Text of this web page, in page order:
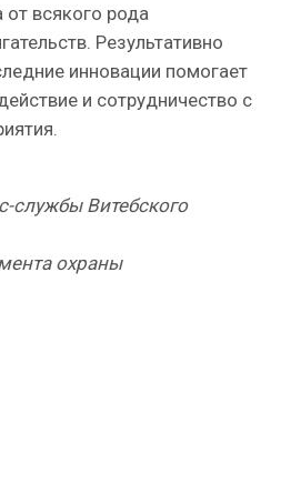
всякого рода
Результативно
инновации помогает
и сотрудничество с
службы Витебского
охраны